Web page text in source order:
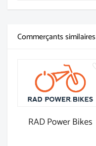
Commerçants similaires
RAD Power Bikes